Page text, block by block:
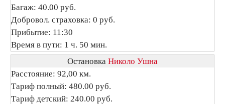
Багаж: 40.00 руб.
Добровол. страховка: 0 руб.
Прибытие: 11:30
Время в пути: 1 ч. 50 мин.
Остановка Николо Ушна
Расстояние: 92,00 км.
Тариф полный: 480.00 руб.
Тариф детский: 240.00 руб.